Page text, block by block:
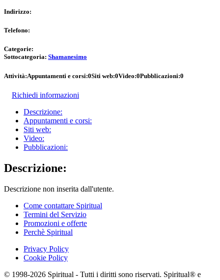
Indirizzo:
Telefono:
Categorie:
Sottocategoria: Shamanesimo
Attività:Appuntamenti e corsi:0Siti web:0Video:0Pubblicazioni:0
Richiedi informazioni
Descrizione:
Appuntamenti e corsi:
Siti web:
Video:
Pubblicazioni:
Descrizione:
Descrizione non inserita dall'utente.
Come contattare Spiritual
Termini del Servizio
Promozioni e offerte
Perchè Spiritual
Privacy Policy
Cookie Policy
© 1998-2026 Spiritual - Tutti i diritti sono riservati. Spiritual® e